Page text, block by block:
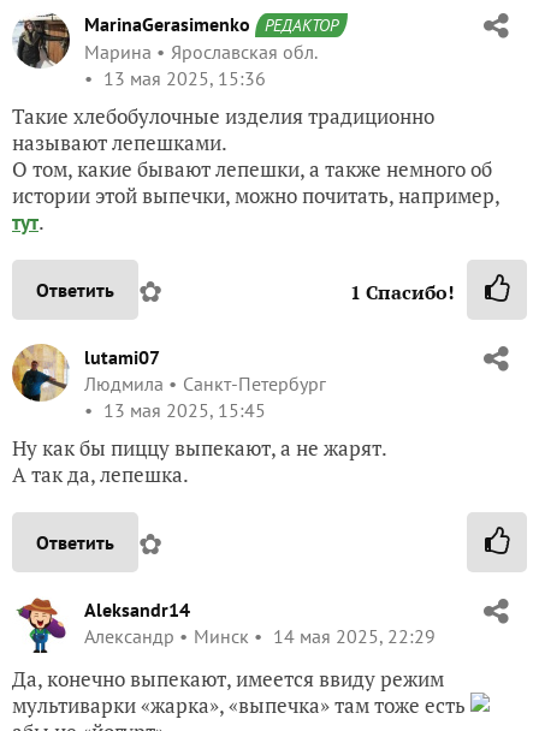
MarinaGerasimenko РЕДАКТОР
Марина
Ярославская обл.
13 мая 2025, 15:36
Такие хлебобулочные изделия традиционно
называют лепешками.
О том, какие бывают лепешки, а также немного об
истории этой выпечки, можно почитать, например,
тут.
Ответить ✿ 1 Спасибо!
lutami07
Людмила
Санкт-Петербург
13 мая 2025, 15:45
Ну как бы пиццу выпекают, а не жарят.
А так да, лепешка.
Ответить ✿
Aleksandr14
Александр
Минск 14 мая 2025, 22:29
Да, конечно выпекают, имеется ввиду режим
мультиварки «жарка», «выпечка» там тоже есть